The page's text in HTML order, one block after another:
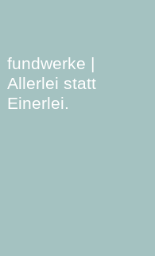
fundwerke |
Allerlei statt
Einerlei.